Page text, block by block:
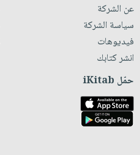
عن الشركة
سياسة الشركة
فيديوهات
انشر كتابك
حمّل iKitab